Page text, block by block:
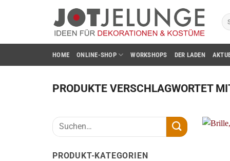
HOME ONLINE-SHOP WORKSHOPS DER LADEN
PRODUKTE VERSCHLAGWORTET
Suchen
PRODUKT-KATEGORIEN